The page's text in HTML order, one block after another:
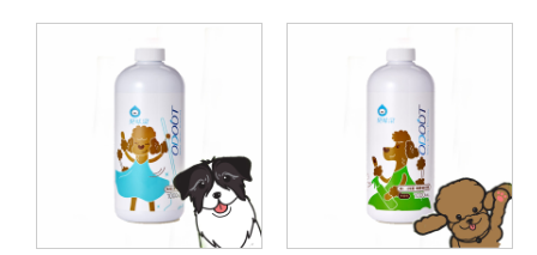
貓砂 / cat little